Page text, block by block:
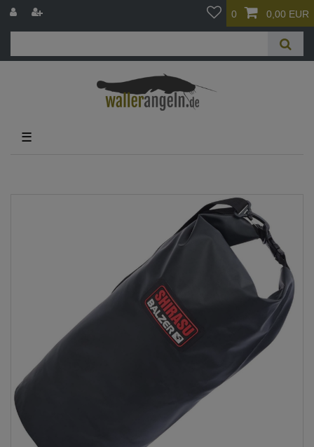
0 0,00 EUR
☰